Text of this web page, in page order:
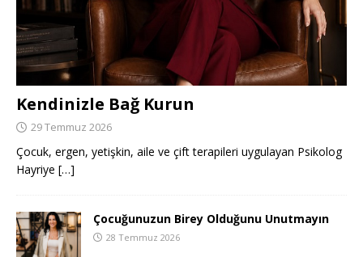
Kendinizle Bağ Kurun
29 Temmuz 2026
Çocuk, ergen, yetişkin, aile ve çift terapileri uygulayan Psikolog
Hayriye […]
Çocuğunuzun Birey Olduğunu Unutmayın
28 Temmuz 2026